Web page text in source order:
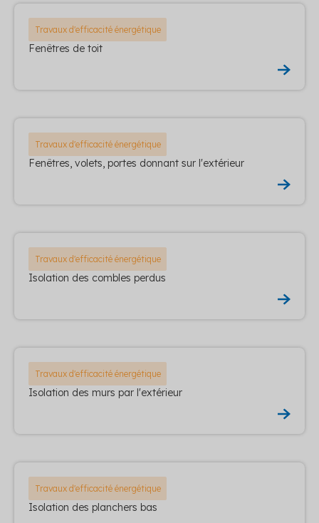
Travaux d'efficacité énergétique
Fenêtres de toit
Travaux d'efficacité énergétique
Fenêtres, volets, portes donnant sur l'extérieur
Travaux d'efficacité énergétique
Isolation des combles perdus
Travaux d'efficacité énergétique
Isolation des murs par l'extérieur
Travaux d'efficacité énergétique
Isolation des planchers bas